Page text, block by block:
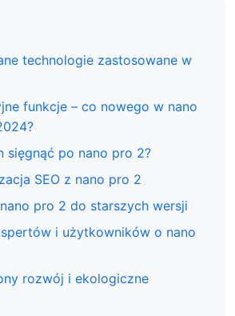
technologie zastosowane w
funkcje – co nowego w nano
sięgnąć po nano pro 2?
SEO z nano pro 2
pro 2 do starszych wersji
i użytkowników o nano
rozwój i ekologiczne